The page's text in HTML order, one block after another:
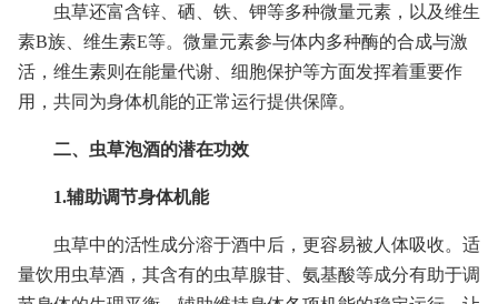
虫草还富含锌、硒、铁、钾等多种微量元素，以及维生
素B族、维生素E等。微量元素参与体内多种酶的合成与激
活，维生素则在能量代谢、细胞保护等方面发挥着重要作
用，共同为身体机能的正常运行提供保障。
二、虫草泡酒的潜在功效
1.辅助调节身体机能
虫草中的活性成分溶于酒中后，更容易被人体吸收。适
量饮用虫草酒，其含有的虫草腺苷、氨基酸等成分有助于调